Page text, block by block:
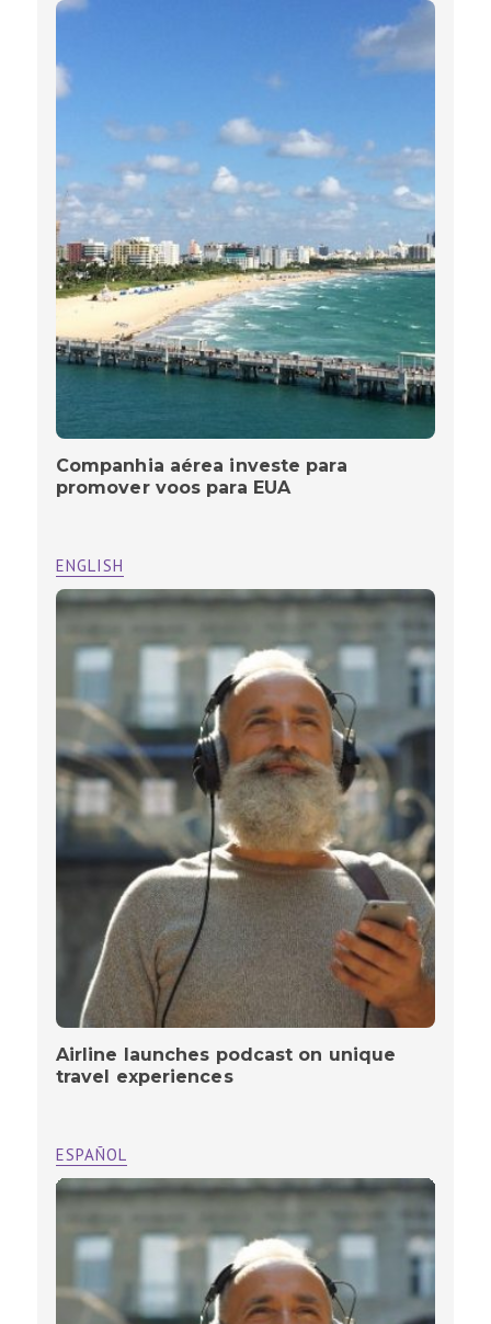
Companhia aérea investe para
promover voos para EUA
ENGLISH
Airline launches podcast on unique
travel experiences
ESPAÑOL